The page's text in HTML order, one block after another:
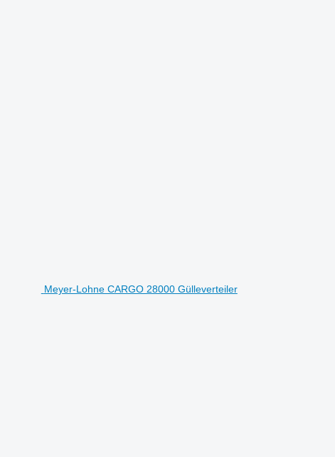
Meyer-Lohne CARGO 28000 Gülleverteiler